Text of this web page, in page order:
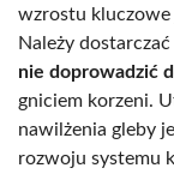
wzrostu kluczowe
Należy
nie doprowadzić
gniciem korzeni.
nawilżenia gleby
rozwoju systemu